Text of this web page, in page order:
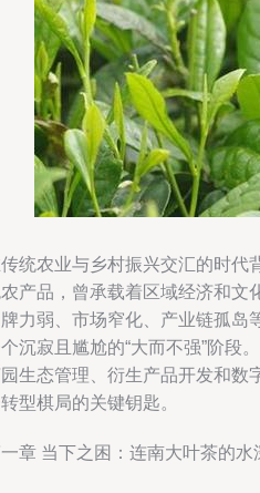
统农业与乡村振兴交汇的时代
产品，曾承载着区域经济和文
力弱、市场窄化、产业链孤岛
沉寂且尴尬的“大而不强”阶段
生态管理、衍生产品开发和数
型棋局的关键钥匙。
章 当下之困：连南大叶茶的水